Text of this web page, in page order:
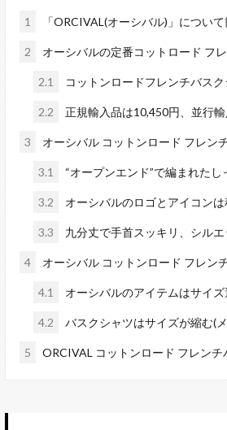
1 「ORCIVAL(オーシバル)」につい
2 オーシバルの定番コットロード フ
2.1 コットンロードフレンチバス
2.2 正規輸入品は10,450円、並行
3 オーシバル コットンロード フレン
3.1 “オープンエンド”で編まれた
3.2 オーシバルのロゴとアイコン
3.3 九分丈で手首スッキリ、シル
4 オーシバル コットンロード フレン
4.1 オーシバルのアイテムはサイ
4.2 バスクシャツはサイズが縮む(
5 ORCIVAL コットンロード フレン